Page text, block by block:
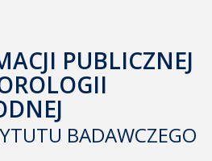
PUBLICZNEJ
BADAWCZEGO